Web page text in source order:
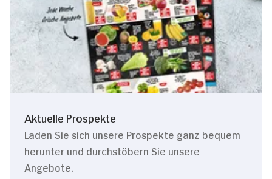
Aktuelle Prospekte
Laden Sie sich unsere Prospekte ganz bequem
herunter und durchstöbern Sie unsere
Angebote.